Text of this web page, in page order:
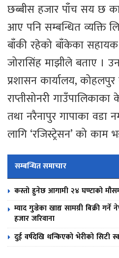
छब्बीस हजार पाँच सय छ
आए पनि सम्बन्धित व्यक्ति
बाँकी रहेको बाँकेका
जोरासिंह माझीले बताए ।
प्रशासन कार्यालय,
राप्तीसोनरी गाउँपालिकाका
तथा नरैनापुर गापाका वडा
लागि ‘रजिस्ट्रेसन’ को काम
सम्बन्धित समाचार
कस्तो हुनेछ आगामी २४ घण्टाको
म्याद गुज्रेका खाद्य सामग्री बिक्री
हजार जरिवाना
दुई वर्षदेखि थन्किएको भेरीको सिटी